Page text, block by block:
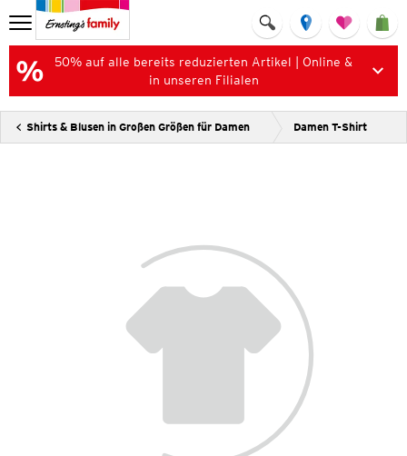
50% auf alle bereits reduzierten Artikel | Online &
in unseren Filialen
Shirts & Blusen in Großen Größen für Damen Damen T-Shirt